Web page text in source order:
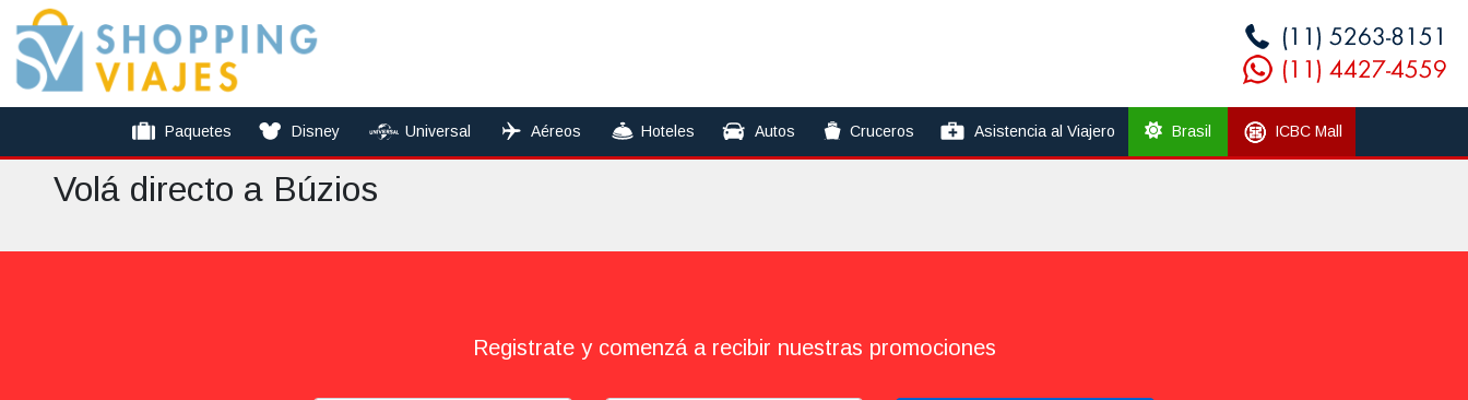
Paquetes Disney Universal Aéreos Hoteles Autos Cruceros Asistencia al Viajero Brasil ICBC Mall
Volá directo a Búzios
Registrate y comenzá a recibir nuestras promociones